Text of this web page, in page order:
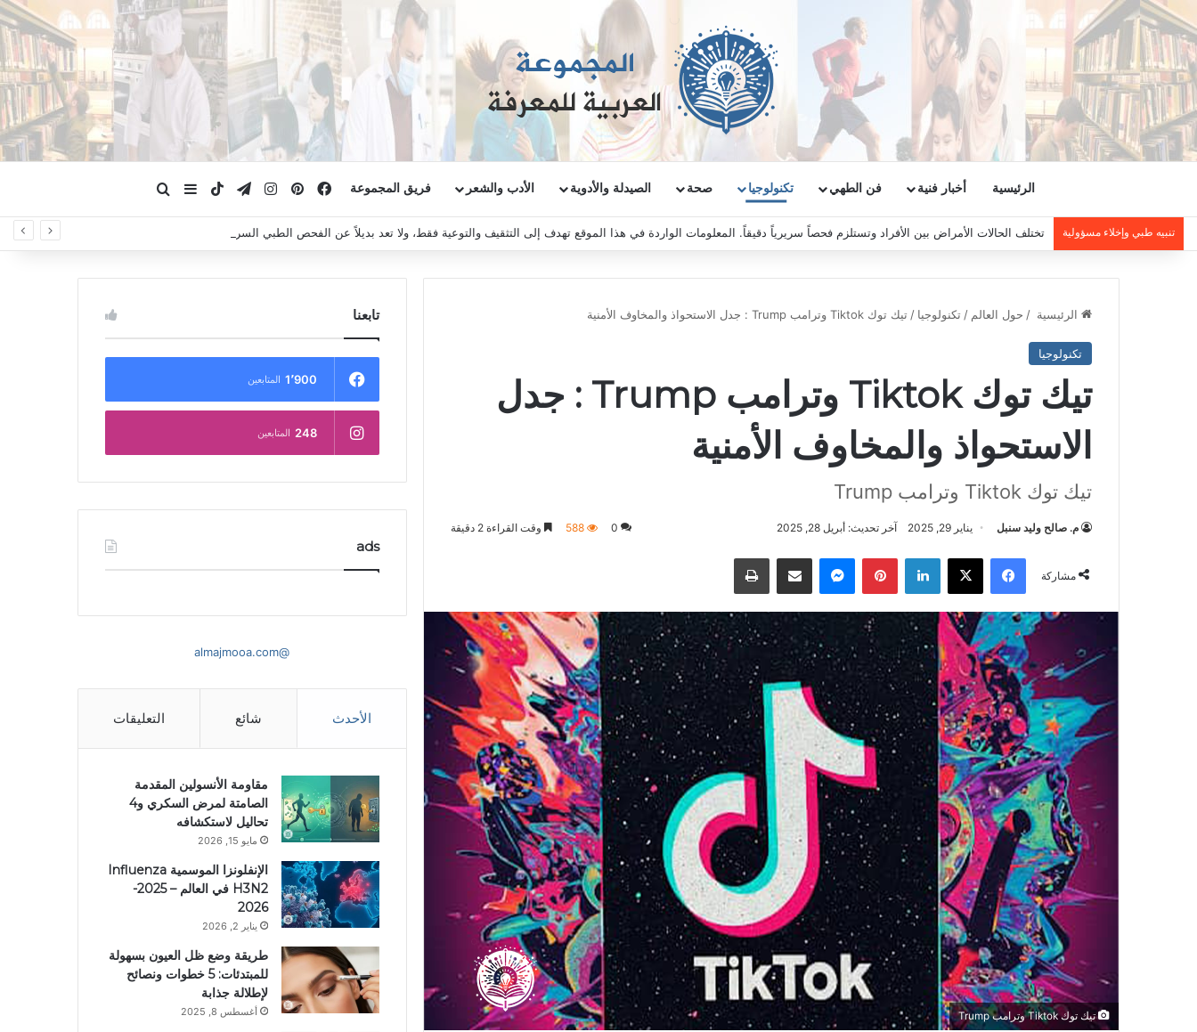
الرئيسية أخبار فنية فن الطهي تكنولوجيا صحة الصيدلة والأدوية الأدب والشعر فريق المجموعة فيسبوكبينتيريست
انستقرام
تيلقرام ‫TikTokإضافة عمود جانبي
ابحث عن
تنبيه طبي وإخلاء مسؤولية تختلف الحالات الأمراض بين الأفراد وتستلزم فحصاً سريرياً دقيقاً. المعلومات الواردة في هذا الموقع تهدف إلى التثقيف والتوعية فقط، ولا تعد بديلاً عن الفحص الطبي السريري، دائمًا استشر الطبيب.
الرئيسية / حول العالم / تكنولوجيا / تيك توك Tiktok وترامب Trump : جدل الاستحواذ والمخاوف الأمنية
تكنولوجيا
تيك توك Tiktok وترامب Trump : جدل
الاستحواذ والمخاوف الأمنية
تيك توك Tiktok وترامب Trump
م. صالح وليد سنبل يناير 29, 2025 آخر تحديث: أبريل 28, 2025 0
588 وقت القراءة 2 دقيقة
مشاركة
فيسبوك ‫X لينكدإن بينتيريستماسنجر مشاكة بواسطة البريد الالكترونيطباعة
تيك توك Tiktok وترامب Trump
تابعنا
1٬900 المتابعين
248 المتابعين
ads
@almajmooa.com
الأحدث شائع التعليقات
مقاومة الأنسولين المقدمة
الصامتة لمرض السكري و4
تحاليل لاستكشافه
مايو 15, 2026
الإنفلونزا الموسمية Influenza
H3N2 في العالم – 2025-
2026
يناير 2, 2026
طريقة وضع ظل العيون بسهولة
للمبتدئات: 5 خطوات ونصائح
لإطلالة جذابة
أغسطس 8, 2025